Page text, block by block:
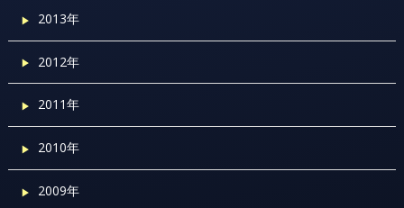
2013年
2012年
2011年
2010年
2009年